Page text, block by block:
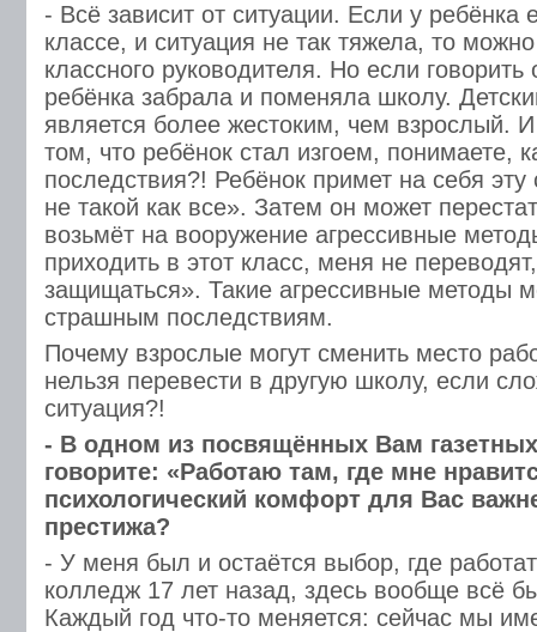
- Всё зависит от ситуации. Если у ребёнка
классе, и ситуация не так тяжела, то
классного руководителя. Но если
ребёнка забрала и поменяла школу.
является более жестоким, чем взрослый.
том, что ребёнок стал изгоем, понимаете,
последствия?! Ребёнок примет на себя
не такой как все». Затем он может
возьмёт на вооружение агрессивные
приходить в этот класс, меня не
защищаться». Такие агрессивные методы
страшным последствиям.
Почему взрослые могут сменить место
нельзя перевести в другую школу, если
ситуация?!
- В одном из посвящённых Вам
говорите: «Работаю там, где мне
психологический комфорт для Вас
престижа?
- У меня был и остаётся выбор, где
колледж 17 лет назад, здесь вообще всё
Каждый год что-то меняется: сейчас мы